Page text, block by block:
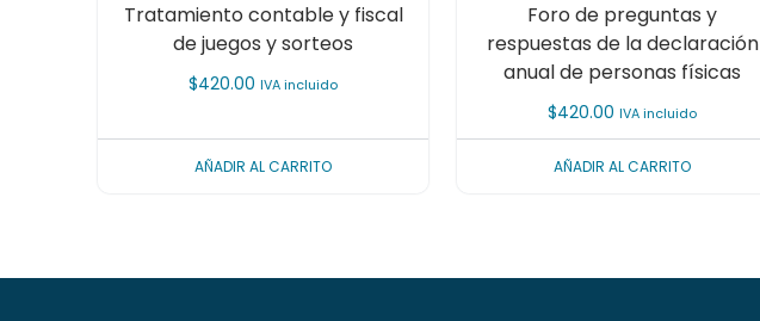
Tratamiento contable y fiscal
de juegos y sorteos
$420.00 IVA incluido
AÑADIR AL CARRITO
Foro de preguntas y
respuestas de la declaración
anual de personas físicas
$420.00 IVA incluido
AÑADIR AL CARRITO